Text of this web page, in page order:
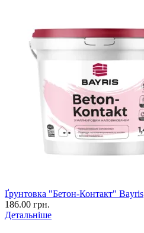
Ґрунтовка "Бетон-Контакт" Bayris
186.00 грн.
Детальніше